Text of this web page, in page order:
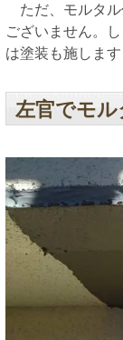
ただ、モルタル
ございません。
は塗装も施します
左官でモ